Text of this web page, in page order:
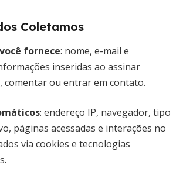
Coletamos
fornece: nome, e-mail e
inseridas ao assinar
comentar ou entrar em contato.
: endereço IP, navegador, tipo
páginas acessadas e interações no
via cookies e tecnologias